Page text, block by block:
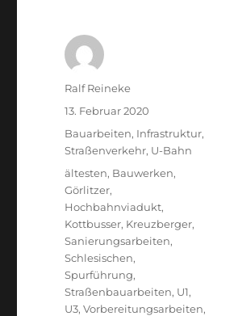
Autor
Ralf Reineke
Veröffentlicht
13. Februar 2020
Kategorien
Bauarbeiten, Infrastruktur,
Straßenverkehr, U-Bahn
Schlagwörter
ältesten, Bauwerken,
Görlitzer,
Hochbahnviadukt,
Kottbusser, Kreuzberger,
Sanierungsarbeiten,
Schlesischen,
Spurführung,
Straßenbauarbeiten, U1,
U3,Vorbereitungsarbeiten,